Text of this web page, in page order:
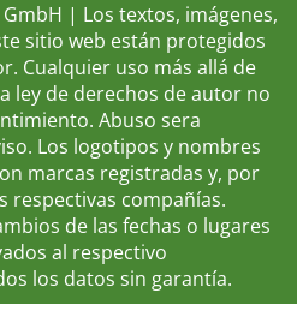
| Los textos, imágenes,
sitio web están protegidos
Cualquier uso más allá de
ley de derechos de autor no
Abuso sera
Los logotipos y nombres
marcas registradas y, por
respectivas compañías.
de las fechas o lugares
al respectivo
los datos sin garantía.